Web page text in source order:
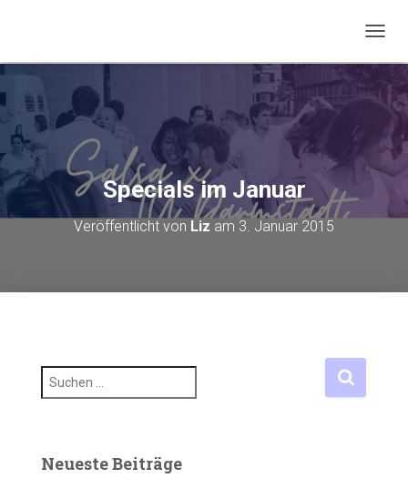
Specials im Januar
Veröffentlicht von Liz am 3. Januar 2015
n
Neueste Beiträge